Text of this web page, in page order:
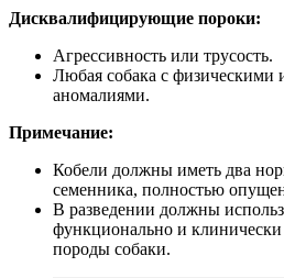
Дисквалифицирующие пороки:
Агрессивность или трусость.
Любая собака с физическими
аномалиями.
Примечание:
Кобели должны иметь два
семенника, полностью
В разведении должны
функционально и
породы собаки.